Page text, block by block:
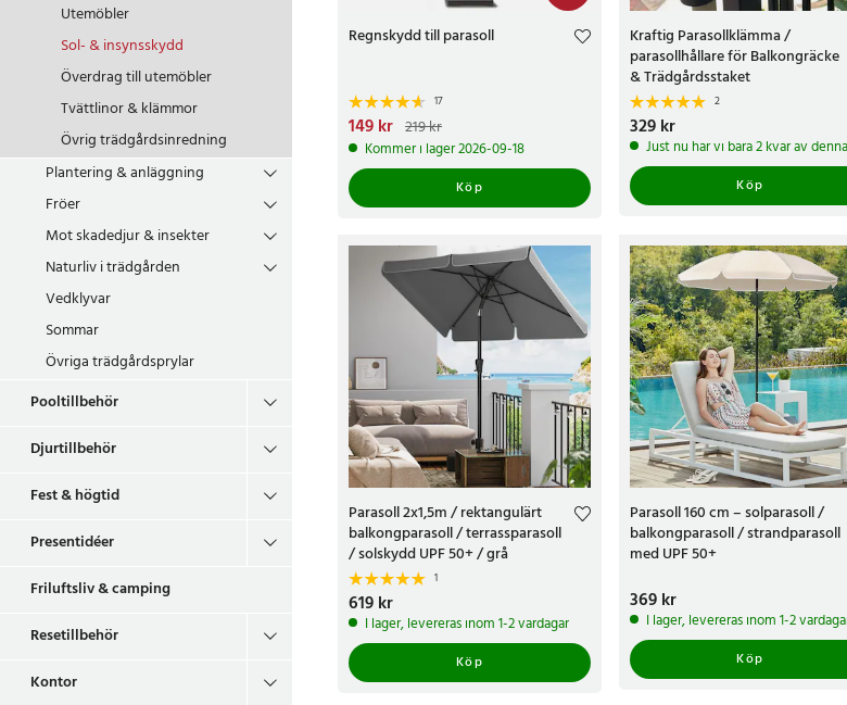
Utemöbler
Sol- & insynsskydd
Överdrag till utemöbler
Tvättlinor & klämmor
Övrig trädgårdsinredning
Plantering & anläggning
Fröer
Mot skadedjur & insekter
Naturliv i trädgården
Vedklyvar
Sommar
Övriga trädgårdsprylar
Pooltillbehör
Djurtillbehör
Fest & högtid
Presentidéer
Friluftsliv & camping
Resetillbehör
Kontor
Regnskydd till parasoll
17
Nuvarande pris
219 kr
149 kr 219 kr
Kommer i lager 2026-09-18
Köp
Kraftig Parasollklämma /
parasollhållare för Balkongräcke
& Trädgårdsstaket
2
Pris:329 kr
329 kr
Just nu har vi bara 2 kvar av denna
Köp
Parasoll 2x1,5m / rektangulärt
balkongparasoll / terrassparasoll
/ solskydd UPF 50+ / grå
1
Pris:619 kr
619 kr
I lager, levereras inom 1-2 vardagar
Köp
Parasoll 160 cm – solparasoll /
balkongparasoll / strandparasoll
med UPF 50+
Pris: 369 kr
369 kr
I lager, levereras inom 1-2
Köp